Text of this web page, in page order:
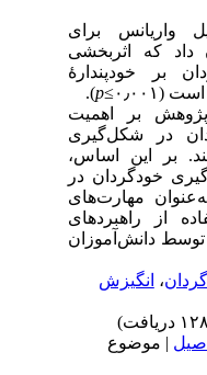
واریانس برای
که اثربخشی
بر خودپندارهٔ
p
).
بر اهمیت
در شکل‌گیری
بر این اساس،
خودگردان در
مهارت‌های
از راهبردهای
دانش‌آموزان
،انگیزش
| موضوع